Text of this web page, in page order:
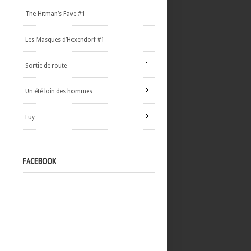
The Hitman’s Fave #1
Les Masques d’Hexendorf #1
Sortie de route
Un été loin des hommes
Euy
FACEBOOK